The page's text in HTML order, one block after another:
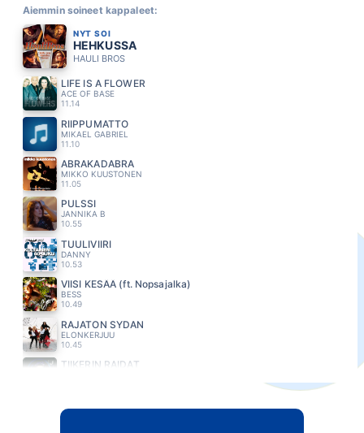
Aiemmin soineet kappaleet:
NYT SOI
HEHKUSSA
HAULI BROS
LIFE IS A FLOWER
ACE OF BASE
11.14
RIIPPUMATTO
MIKAEL GABRIEL
11.10
ABRAKADABRA
MIKKO KUUSTONEN
11.05
PULSSI
JANNIKA B
10.55
TUULIVIIRI
DANNY
10.53
VIISI KESÄÄ (ft. Nopsajalka)
BESS
10.49
RAJATON SYDAN
ELONKERJUU
10.45
TIIKERIN RAIDAT
PAUL ANKA